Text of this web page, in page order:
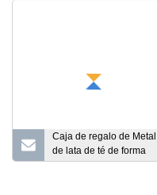
Caja de regalo de Metal
de lata de té de forma
cuadrada de gran oferta